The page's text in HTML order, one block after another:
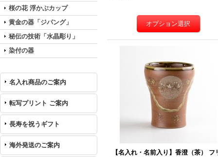
桜の花 浮かぶカップ
黄金の器「ジパング」
秘伝の技術「水晶彫り」
染付の器
名入れ商品のご案内
転写プリント ご案内
長寿を祝うギフト
海外発送のご案内
【名入れ・名前入り】香澄（茶） フ